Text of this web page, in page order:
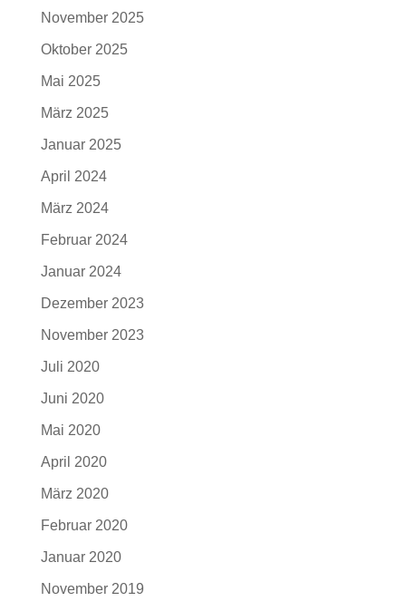
November 2025
Oktober 2025
Mai 2025
März 2025
Januar 2025
April 2024
März 2024
Februar 2024
Januar 2024
Dezember 2023
November 2023
Juli 2020
Juni 2020
Mai 2020
April 2020
März 2020
Februar 2020
Januar 2020
November 2019